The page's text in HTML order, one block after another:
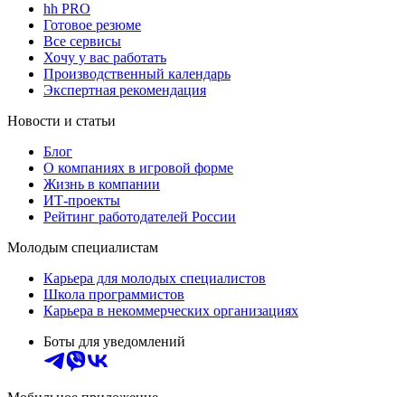
hh PRO
Готовое резюме
Все сервисы
Хочу у вас работать
Производственный календарь
Экспертная рекомендация
Новости и статьи
Блог
О компаниях в игровой форме
Жизнь в компании
ИТ-проекты
Рейтинг работодателей России
Молодым специалистам
Карьера для молодых специалистов
Школа программистов
Карьера в некоммерческих организациях
Боты для уведомлений